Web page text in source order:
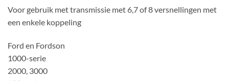
Voor gebruik met transmissie met 6,7 of 8 versnellingen met
een enkele koppeling
Ford en Fordson
1000-serie
2000, 3000